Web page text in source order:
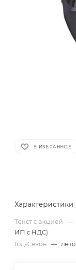
В ИЗБРАННОЕ
Характеристики
Текст с акцией —
ИП с НДС)
Год-Сезон — лето